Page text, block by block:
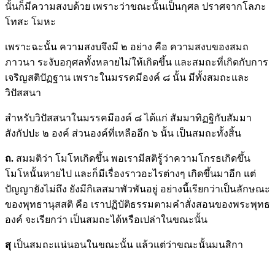
นั้นก็มีความสงบด้วย เพราะว่าขณะนั้นเป็นกุศล ปราศจากโลภะ
โทสะ โมหะ
เพราะฉะนั้น ความสงบจึงมี ๒ อย่าง คือ ความสงบของสมถ
ภาวนา ระงับอกุศลทั้งหลายไม่ให้เกิดขึ้น และสมถะที่เกิดกับการ
เจริญสติปัฏฐาน เพราะในมรรคมีองค์ ๘ นั้น มีทั้งสมถะและ
วิปัสสนา
สำหรับวิปัสสนาในมรรคมีองค์ ๘ ได้แก่ สัมมาทิฏฐิกับสัมมา
สังกัปปะ ๒ องค์ ส่วนองค์ที่เหลืออีก ๖ นั้น เป็นสมถะทั้งสิ้น
ถ. สมมติว่า โมโหเกิดขึ้น พอเรามีสติรู้ว่าความโกรธเกิดขึ้น
โมโหนั้นหายไป และก็มีเรื่องราวอะไรต่างๆ เกิดขึ้นมาอีก แต่
ปัญญายังไม่ถึง ยังมีกิเลสมาพัวพันอยู่ อย่างนี้เรียกว่าเป็นลักษณะ
ของพุทธานุสสติ คือ เราปฏิบัติธรรมตามคำสั่งสอนของพระพุทธ
องค์ จะเรียกว่า เป็นสมถะได้หรือเปล่าในขณะนั้น
สุ เป็นสมถะแน่นอนในขณะนั้น แล้วแต่ว่าขณะนั้นมนสิกา